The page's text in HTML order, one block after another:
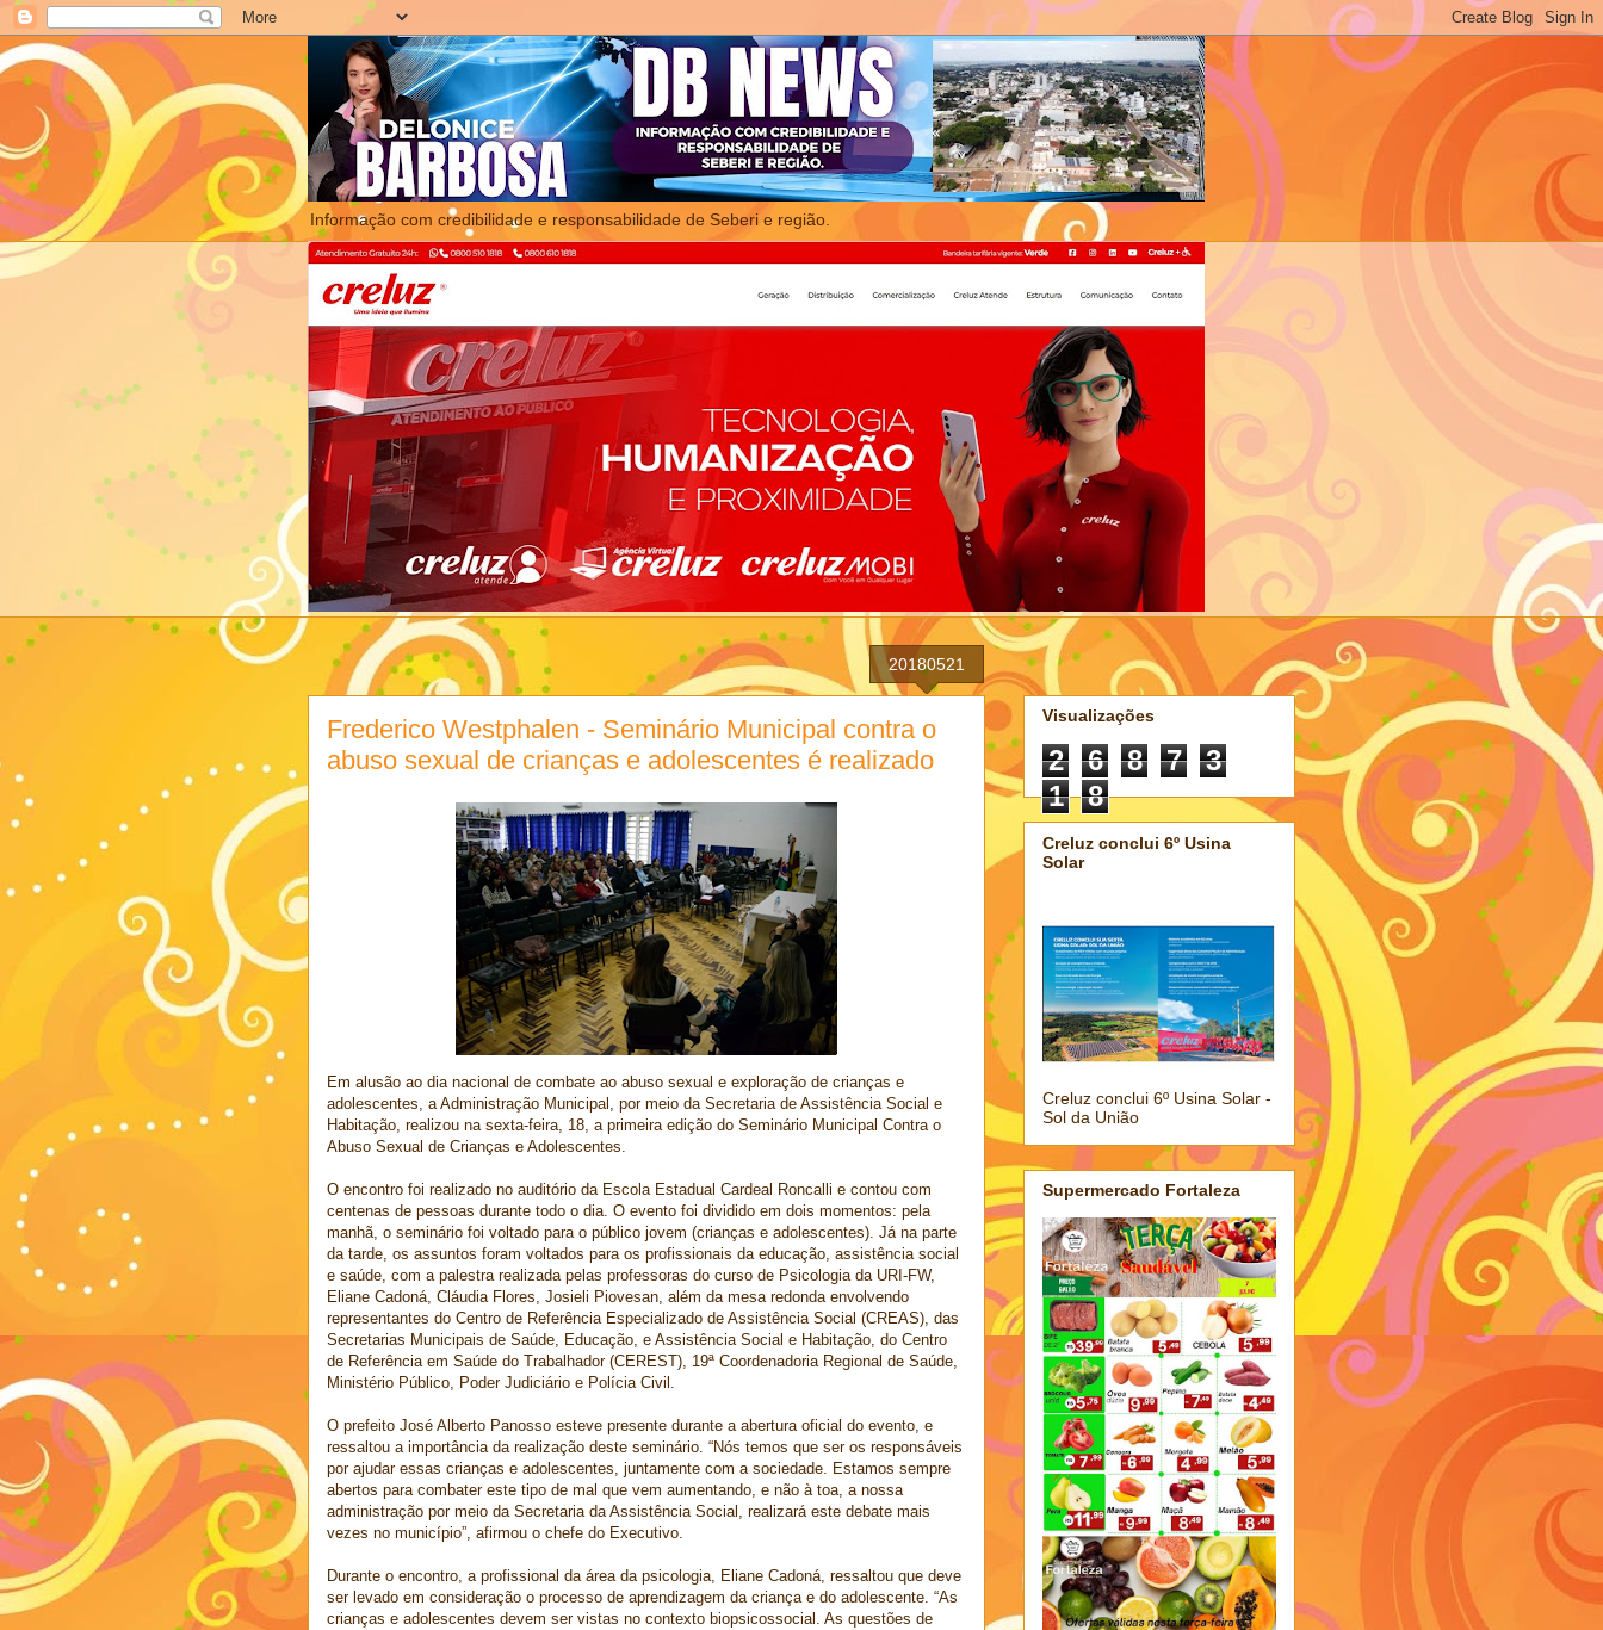
Informação com credibilidade e responsabilidade de Seberi e região.
20180521
Frederico Westphalen - Seminário Municipal contra o
abuso sexual de crianças e adolescentes é realizado
Em alusão ao dia nacional de combate ao abuso sexual e exploração de crianças e
adolescentes, a Administração Municipal, por meio da Secretaria de Assistência Social e
Habitação, realizou na sexta-feira, 18, a primeira edição do Seminário Municipal Contra o
Abuso Sexual de Crianças e Adolescentes.
O encontro foi realizado no auditório da Escola Estadual Cardeal Roncalli e contou com
centenas de pessoas durante todo o dia. O evento foi dividido em dois momentos: pela
manhã, o seminário foi voltado para o público jovem (crianças e adolescentes). Já na parte
da tarde, os assuntos foram voltados para os profissionais da educação, assistência social
e saúde, com a palestra realizada pelas professoras do curso de Psicologia da URI-FW,
Eliane Cadoná, Cláudia Flores, Josieli Piovesan, além da mesa redonda envolvendo
representantes do Centro de Referência Especializado de Assistência Social (CREAS), das
Secretarias Municipais de Saúde, Educação, e Assistência Social e Habitação, do Centro
de Referência em Saúde do Trabalhador (CEREST), 19ª Coordenadoria Regional de Saúde,
Ministério Público, Poder Judiciário e Polícia Civil.
O prefeito José Alberto Panosso esteve presente durante a abertura oficial do evento, e
ressaltou a importância da realização deste seminário. “Nós temos que ser os responsáveis
por ajudar essas crianças e adolescentes, juntamente com a sociedade. Estamos sempre
abertos para combater este tipo de mal que vem aumentando, e não à toa, a nossa
administração por meio da Secretaria da Assistência Social, realizará este debate mais
vezes no município”, afirmou o chefe do Executivo.
Durante o encontro, a profissional da área da psicologia, Eliane Cadoná, ressaltou que deve
ser levado em consideração o processo de aprendizagem da criança e do adolescente. “As
crianças e adolescentes devem ser vistas no contexto biopsicossocial. As questões de
Visualizações
2 6 8 7
3
1
8
Creluz conclui 6º Usina
Solar
Creluz conclui 6º Usina Solar -
Sol da União
Supermercado Fortaleza